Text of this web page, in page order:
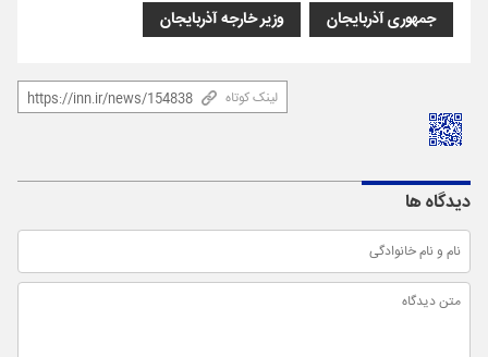
جمهوری آذربایجان
وزیر خارجه آذربایجان
لینک کوتاه
دیدگاه ها